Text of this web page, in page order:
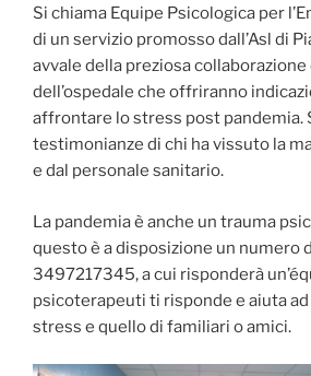
Si chiama Equipe Psicologica per
di un servizio promosso dall’Asl di
avvale della preziosa
dell’ospedale che offriranno
affrontare lo stress post pandemia.
testimonianze di chi ha vissuto la
e dal personale sanitario.
La pandemia è anche un trauma
questo è a disposizione un numero
3497217345, a cui risponderà
psicoterapeuti ti risponde e aiuta
stress e quello di familiari o amici.